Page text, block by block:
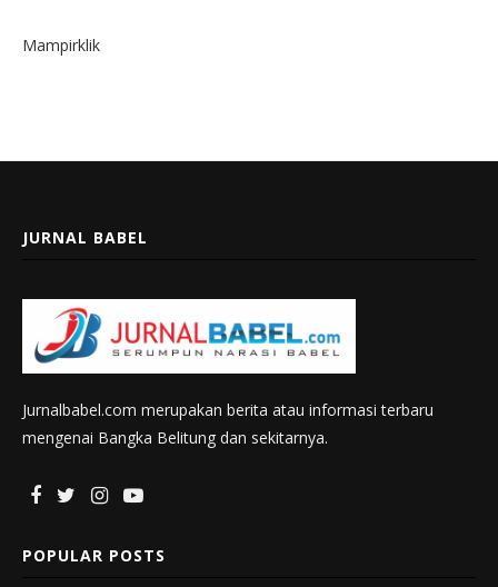
Mampirklik
JURNAL BABEL
Jurnalbabel.com merupakan berita atau informasi terbaru
mengenai Bangka Belitung dan sekitarnya.
POPULAR POSTS